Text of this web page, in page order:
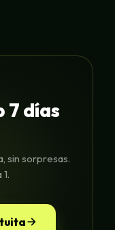
7 días
sin sorpresas.